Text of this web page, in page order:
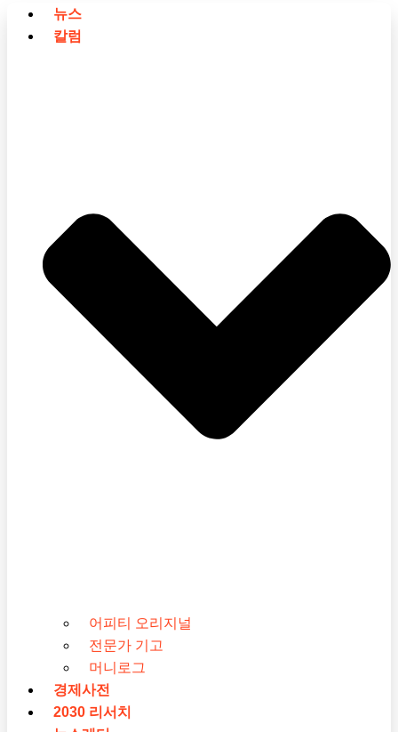
뉴스
칼럼
어피티 오리지널
전문가 기고
머니로그
경제사전
2030 리서치